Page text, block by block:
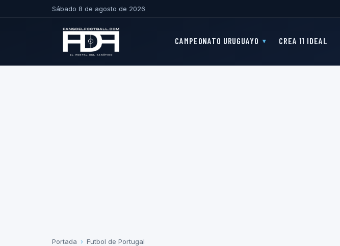
Sábado 8 de agosto de 2026
CAMPEONATO URUGUAYO CREA 11 IDEAL
Portada › Futbol de Portugal